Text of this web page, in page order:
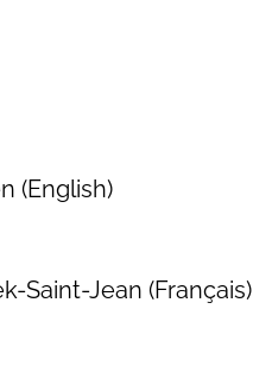
(English)
Saint-Jean (Français)